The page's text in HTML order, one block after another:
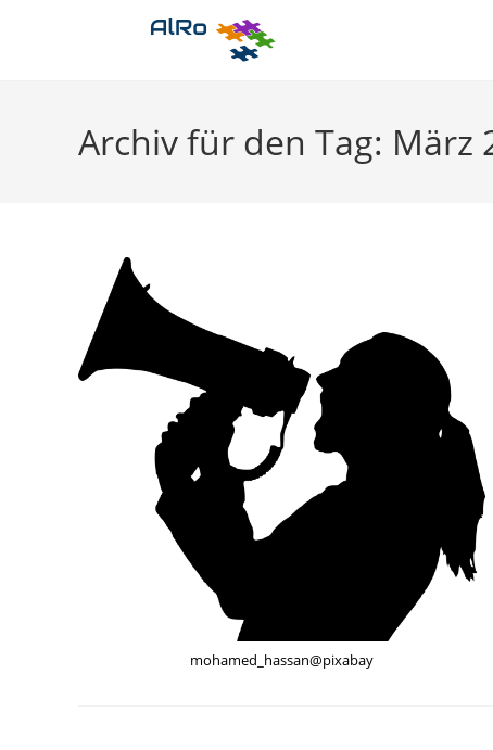
Archiv für den Tag: März
mohamed_hassan@pixabay